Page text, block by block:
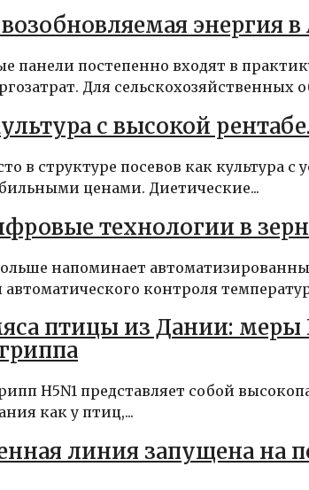
энергия
панели постепенно входят в
Для сельскохозяйственных
с высокой
в структуре посевов как культура
ценами. Диетические...
технологии в
напоминает
контроля
птицы из Дании: меры
H5N1 представляет собой
как у птиц,...
линия запущена на